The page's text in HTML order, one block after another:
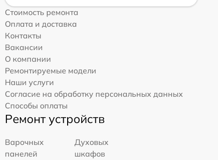
Стоимость ремонта
Оплата и доставка
Контакты
Вакансии
О компании
Ремонтируемые модели
Наши услуги
Согласие на обработку персональных данных
Способы оплаты
Ремонт устройств
Варочных
панелей
Духовых
шкафов